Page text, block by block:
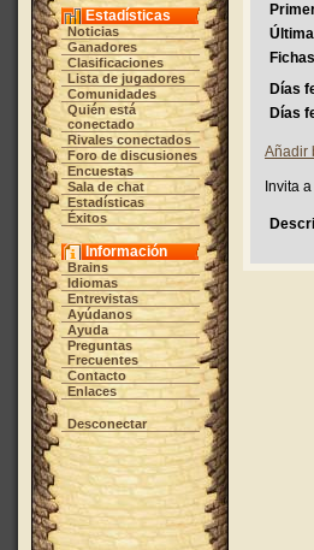
Estadísticas
Noticias
Ganadores
Clasificaciones
Lista de jugadores
Comunidades
Quién está
conectado
Rivales conectados
Foro de discusiones
Encuestas
Sala de chat
Estadísticas
Éxitos
Información
Brains
Idiomas
Entrevistas
Ayúdanos
Ayuda
Preguntas
Frecuentes
Contacto
Enlaces
Desconectar
Días
Días
Añadir
Invita a